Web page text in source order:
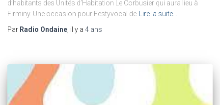
d’habitants des Unités d’Habitation Le Corbusier qui aura lieu à
Firminy. Une occasion pour Festyvocal de
Lire la suite…
Par Radio Ondaine , il y a 4 ans